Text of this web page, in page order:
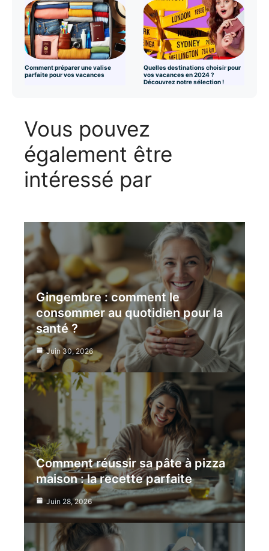
Comment préparer une valise
parfaite pour vos vacances
Quelles destinations choisir pour
vos vacances en 2024 ?
Découvrez notre sélection !
Vous pouvez
également être
intéressé par
Gingembre : comment le
consommer au quotidien pour la
santé ?
Juin 30, 2026
Comment réussir sa pâte à pizza
maison : la recette parfaite
Juin 28, 2026